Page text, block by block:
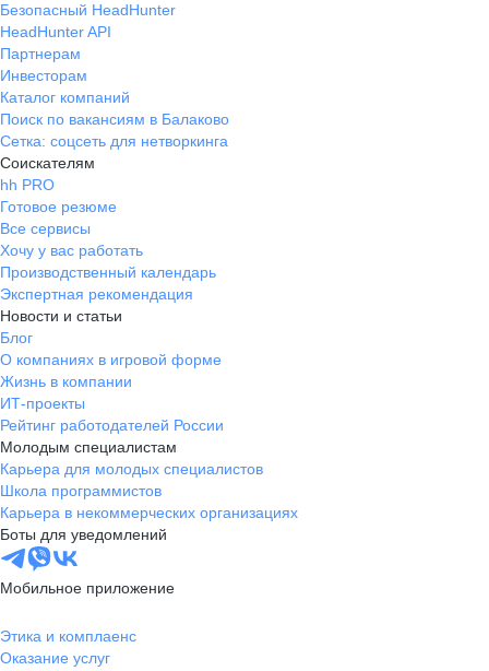
Безопасный HeadHunter
HeadHunter API
Партнерам
Инвесторам
Каталог компаний
Поиск по вакансиям в Балаково
Сетка: соцсеть для нетворкинга
Соискателям
hh PRO
Готовое резюме
Все сервисы
Хочу у вас работать
Производственный календарь
Экспертная рекомендация
Новости и статьи
Блог
О компаниях в игровой форме
Жизнь в компании
ИТ-проекты
Рейтинг работодателей России
Молодым специалистам
Карьера для молодых специалистов
Школа программистов
Карьера в некоммерческих организациях
Боты для уведомлений
Мобильное приложение
Этика и комплаенс
Оказание услуг